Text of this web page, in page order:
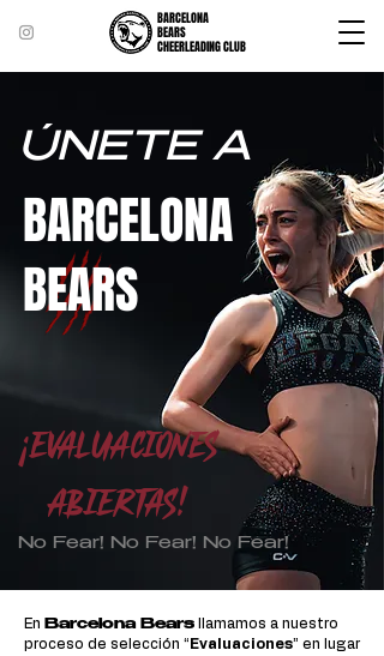
BARCELONA
BEARS
CHEERLEADING CLUB
ÚNETE A
BARCELONA
BEARS
¡Evaluaciones
Abiertas!
No Fear! No Fear! No Fear!
En Barcelona Bears llamamos a nuestro
proceso de selección “ Evaluaciones” en lugar